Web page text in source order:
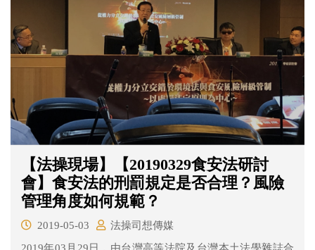
【法操現場】【20190329食安法研討
會】食安法的刑罰規定是否合理？風險
管理角度如何規範？
2019-05-03
法操司想傳媒
2019年03月29日，由台灣高等法院及台灣本土法學雜誌合